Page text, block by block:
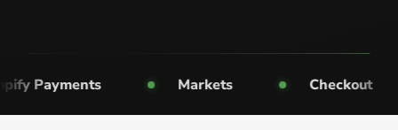
Markets Checkout